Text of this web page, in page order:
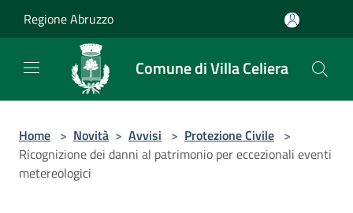
Regione Abruzzo
Comune di Villa Celiera
Home > Novità > Avvisi > Protezione Civile >
Ricognizione dei danni al patrimonio per eccezionali eventi
metereologici